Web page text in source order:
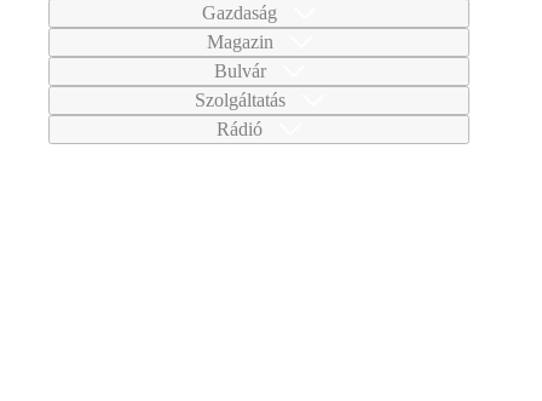
Gazdaság
Magazin
Bulvár
Szolgáltatás
Rádió